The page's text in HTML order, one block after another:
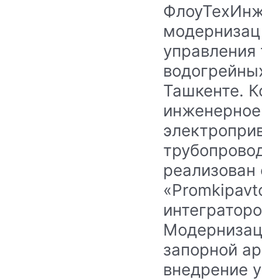
Ташкенте.
запорной
внедрение